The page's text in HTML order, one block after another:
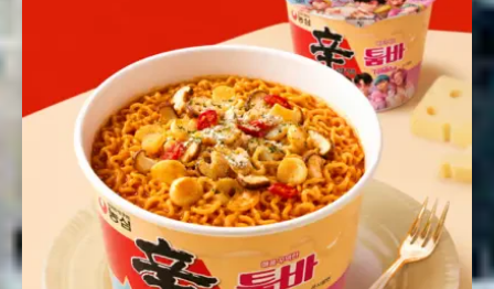
Nombre *
Email *
Comentario *